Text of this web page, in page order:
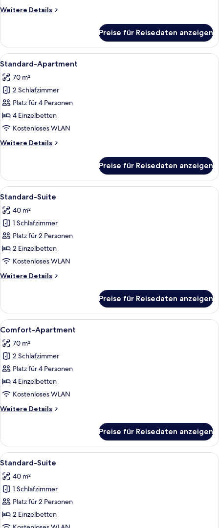
Weitere Details
Weitere
(2
Bedrooms)
Preise für Reisedaten anzeigen
Alle
Fotos
für
Standard-
Apartment
anzeigen
Ein modernes Wohnzimmer mit
9
Standard-Apartment
70 m²
2 Schlafzimmer
Platz für 4 Personen
4 Einzelbetten
Kostenloses WLAN
Weitere Details
Weitere
Apartment
Preise für Reisedaten anzeigen
Alle
Fotos
für
Standard-
Suite
anzeigen
Ein modernes Wohnzimmer mit
6
Standard-Suite
40 m²
1 Schlafzimmer
Platz für 2 Personen
2 Einzelbetten
Kostenloses WLAN
Weitere Details
Weitere
Suite
Preise für Reisedaten anzeigen
Alle
Fotos
für
Comfort-
Apartment
anzeigen
Ein modernes Wohnzimmer mit
9
Comfort-Apartment
70 m²
2 Schlafzimmer
Platz für 4 Personen
4 Einzelbetten
Kostenloses WLAN
Weitere Details
Weitere
Apartment
Preise für Reisedaten anzeigen
Alle
Fotos
für
Standard-
Suite
anzeigen
Ein modernes Wohnzimmer mit
7
Standard-Suite
40 m²
1 Schlafzimmer
Platz für 2 Personen
2 Einzelbetten